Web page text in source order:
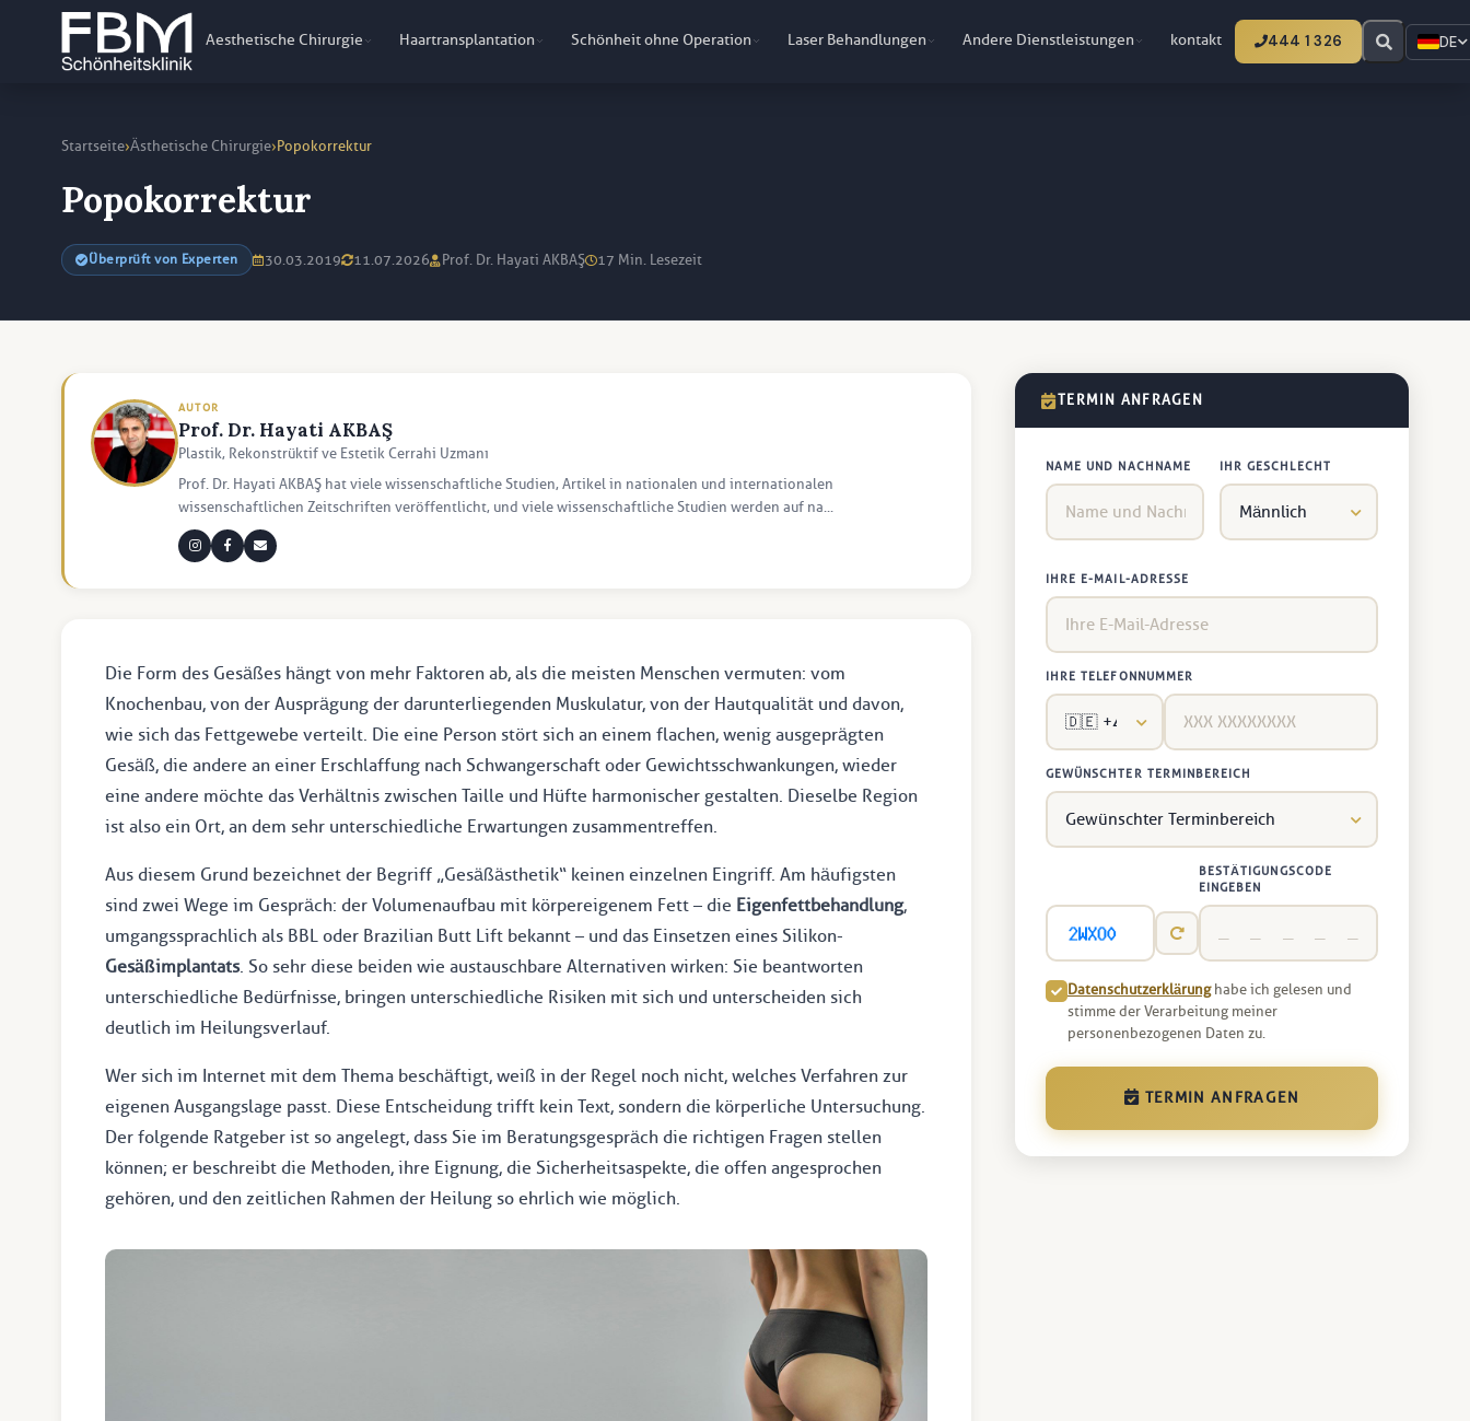
Aesthetische Chirurgie Haartransplantation Schönheit ohne Operation Laser Behandlungen Andere Dienstleistungen kontakt 444 1 326 DE
Startseite›Ästhetische Chirurgie›Popokorrektur
Popokorrektur
Überprüft von Experten 30.03.2019 11.07.2026 Prof. Dr. Hayati AKBAŞ 17 Min. Lesezeit
AUTOR
Prof. Dr. Hayati AKBAŞ
Plastik, Rekonstrüktif ve Estetik Cerrahi Uzmanı
Prof. Dr. Hayati AKBAŞ hat viele wissenschaftliche Studien, Artikel in nationalen und internationalen
wissenschaftlichen Zeitschriften veröffentlicht, und viele wissenschaftliche Studien werden auf na...
Die Form des Gesäßes hängt von mehr Faktoren ab, als die meisten Menschen vermuten: vom
Knochenbau, von der Ausprägung der darunterliegenden Muskulatur, von der Hautqualität und davon,
wie sich das Fettgewebe verteilt. Die eine Person stört sich an einem flachen, wenig ausgeprägten
Gesäß, die andere an einer Erschlaffung nach Schwangerschaft oder Gewichtsschwankungen, wieder
eine andere möchte das Verhältnis zwischen Taille und Hüfte harmonischer gestalten. Dieselbe Region
ist also ein Ort, an dem sehr unterschiedliche Erwartungen zusammentreffen.
Aus diesem Grund bezeichnet der Begriff „Gesäßästhetik“ keinen einzelnen Eingriff. Am häufigsten
sind zwei Wege im Gespräch: der Volumenaufbau mit körpereigenem Fett – die Eigenfettbehandlung,
umgangssprachlich als BBL oder Brazilian Butt Lift bekannt – und das Einsetzen eines Silikon-
Gesäßimplantats. So sehr diese beiden wie austauschbare Alternativen wirken: Sie beantworten
unterschiedliche Bedürfnisse, bringen unterschiedliche Risiken mit sich und unterscheiden sich
deutlich im Heilungsverlauf.
Wer sich im Internet mit dem Thema beschäftigt, weiß in der Regel noch nicht, welches Verfahren zur
eigenen Ausgangslage passt. Diese Entscheidung trifft kein Text, sondern die körperliche Untersuchung.
Der folgende Ratgeber ist so angelegt, dass Sie im Beratungsgespräch die richtigen Fragen stellen
können; er beschreibt die Methoden, ihre Eignung, die Sicherheitsaspekte, die offen angesprochen
gehören, und den zeitlichen Rahmen der Heilung so ehrlich wie möglich.
TERMIN ANFRAGEN
NAME UND NACHNAME IHR GESCHLECHT
IHRE E-MAIL-ADRESSE
IHRE TELEFONNUMMER
GEWÜNSCHTER TERMINBEREICH
BESTÄTIGUNGSCODE
EINGEBEN
Datenschutzerklärunghabe ich gelesen und
stimme der Verarbeitung meiner
personenbezogenen Daten zu.
TERMIN ANFRAGEN